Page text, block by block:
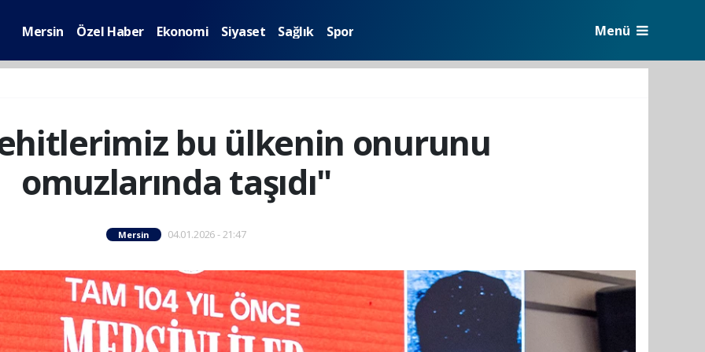
Mersin Özel Haber Ekonomi Siyaset Sağlık Spor Menü
bu ülkenin onurunu
omuzlarında taşıdı"
Mersin 04.01.2026 - 21:47